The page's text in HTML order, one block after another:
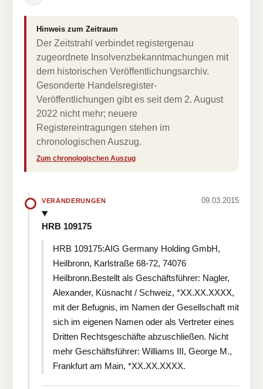
Hinweis zum Zeitraum
Der Zeitstrahl verbindet registergenau
zugeordnete Insolvenzbekanntmachungen mit
dem historischen Veröffentlichungsarchiv.
Gesonderte Handelsregister-
Veröffentlichungen gibt es seit dem 2. August
2022 nicht mehr; neuere
Registereintragungen stehen im
chronologischen Auszug.
Zum chronologischen Auszug
VERÄNDERUNGEN 09.03.2015
HRB 109175
HRB 109175:AIG Germany Holding GmbH,
Heilbronn, Karlstraße 68-72, 74076
Heilbronn.Bestellt als Geschäftsführer: Nagler,
Alexander, Küsnacht / Schweiz, *XX.XX.XXXX,
mit der Befugnis, im Namen der Gesellschaft mit
sich im eigenen Namen oder als Vertreter eines
Dritten Rechtsgeschäfte abzuschließen. Nicht
mehr Geschäftsführer: Williams III, George M.,
Frankfurt am Main, *XX.XX.XXXX.